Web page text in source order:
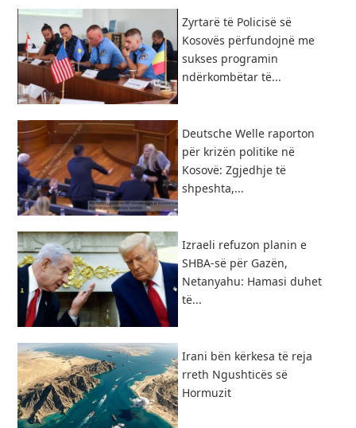
Zyrtarë të Policisë së
Kosovës përfundojnë me
sukses programin
ndërkombëtar të...
Deutsche Welle raporton
për krizën politike në
Kosovë: Zgjedhje të
shpeshta,...
Izraeli refuzon planin e
SHBA-së për Gazën,
Netanyahu: Hamasi duhet
të...
​Irani bën kërkesa të reja
rreth Ngushticës së
Hormuzit